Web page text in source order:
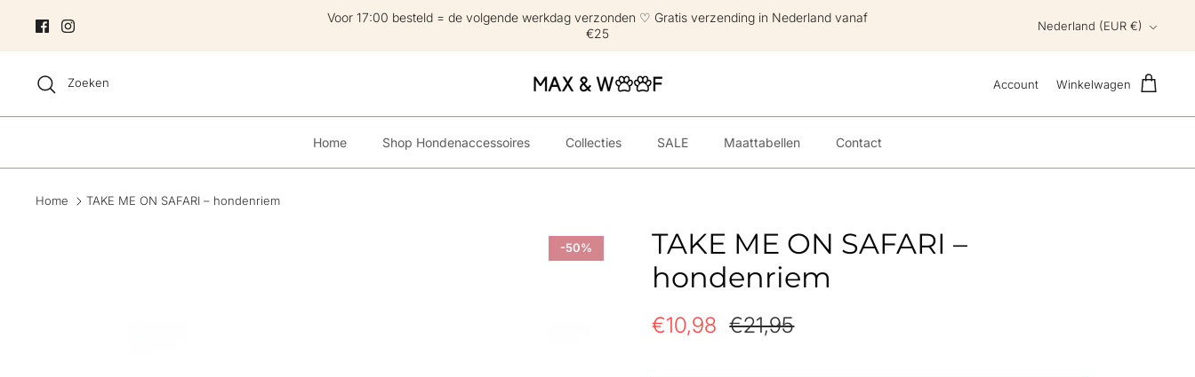
Voor 17:00 besteld = de volgende werkdag verzonden ♡ Gratis verzending in Nederland vanaf
€25
Nederland (EUR €)
Zoeken Account Winkelwagen
Home Shop Hondenaccessoires Collecties SALE Maattabellen Contact
Home TAKE ME ON SAFARI – hondenriem
-50%
TAKE ME ON SAFARI –
hondenriem
€10,98 €21,95